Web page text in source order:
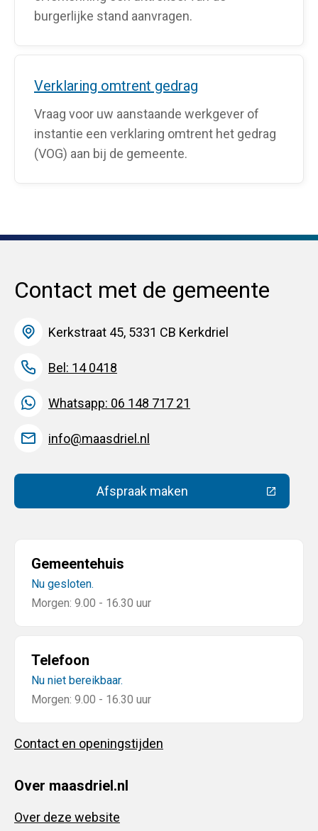
burgerlijke stand aanvragen.
Verklaring omtrent gedrag
Vraag voor uw aanstaande werkgever of
instantie een verklaring omtrent het gedrag
(VOG) aan bij de gemeente.
Contact met de gemeente
Kerkstraat 45, 5331 CB Kerkdriel
Bel: 14 0418
Whatsapp: 06 148 717 21
info@maasdriel.nl
Afspraak maken(Deze link gaat naar een
Gemeentehuis
Nu gesloten.
Morgen: 9.00 - 16.30 uur
Telefoon
Nu niet bereikbaar.
Morgen: 9.00 - 16.30 uur
Contact en openingstijden
Over maasdriel.nl
Over deze website